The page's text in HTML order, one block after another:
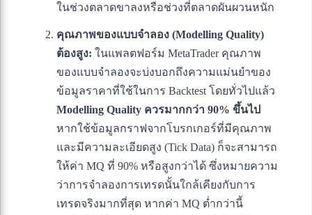
ในช่วงตลาดขาลงหรือช่วงที่ตลาดผันผวนหนัก
คุณภาพของแบบจำลอง (Modelling Quality)
ต้องสูง: ในแพลตฟอร์ม MetaTrader คุณภาพ
ของแบบจำลองจะบ่งบอกถึงความแม่นยำของ
ข้อมูลราคาที่ใช้ในการ Backtest โดยทั่วไปแล้ว
Modelling Quality ควรมากกว่า 90% ขึ้นไป
หากใช้ข้อมูลกราฟจากโบรกเกอร์ที่มีคุณภาพ
และมีความละเอียดสูง (Tick Data) ก็จะสามารถ
ให้ค่า MQ ที่ 90% หรือสูงกว่าได้ ซึ่งหมายความ
ว่าการจำลองการเทรดนั้นใกล้เคียงกับการ
เทรดจริงมากที่สุด หากค่า MQ ต่ำกว่านี้